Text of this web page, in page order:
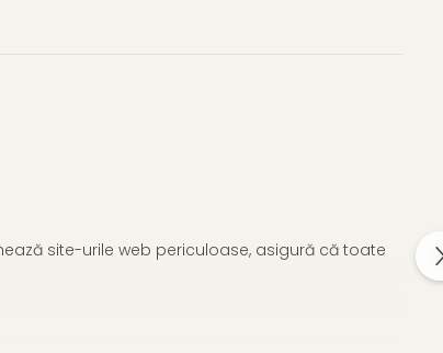
site-urile web periculoase, asigură că toate